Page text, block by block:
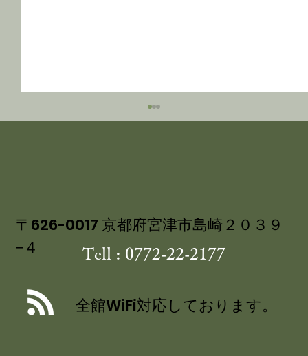
ーナーにて 茶六別館の食事処・四季膳
〒626-0017 京都府宮津市島崎２０３９
−４
Tell : 0772-22-2177
全館WiFi対応しております。